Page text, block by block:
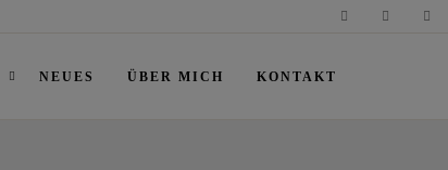
NEUES ÜBER MICH KONTAKT